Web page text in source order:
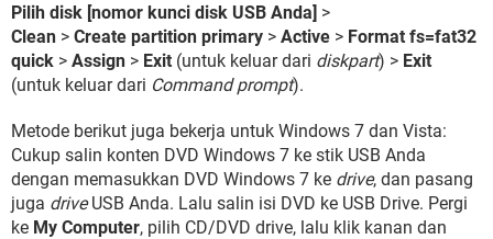
Pilih disk [nomor kunci disk USB Anda] >
Clean > Create partition primary > Active > Format fs=fat32
quick > Assign > Exit (untuk keluar dari diskpart) > Exit
(untuk keluar dari Command prompt).
Metode berikut juga bekerja untuk Windows 7 dan Vista:
Cukup salin konten DVD Windows 7 ke stik USB Anda
dengan memasukkan DVD Windows 7 ke drive, dan pasang
juga driveUSB Anda. Lalu salin isi DVD ke USB Drive. Pergi
ke My Computer, pilih CD/DVD drive, lalu klik kanan dan